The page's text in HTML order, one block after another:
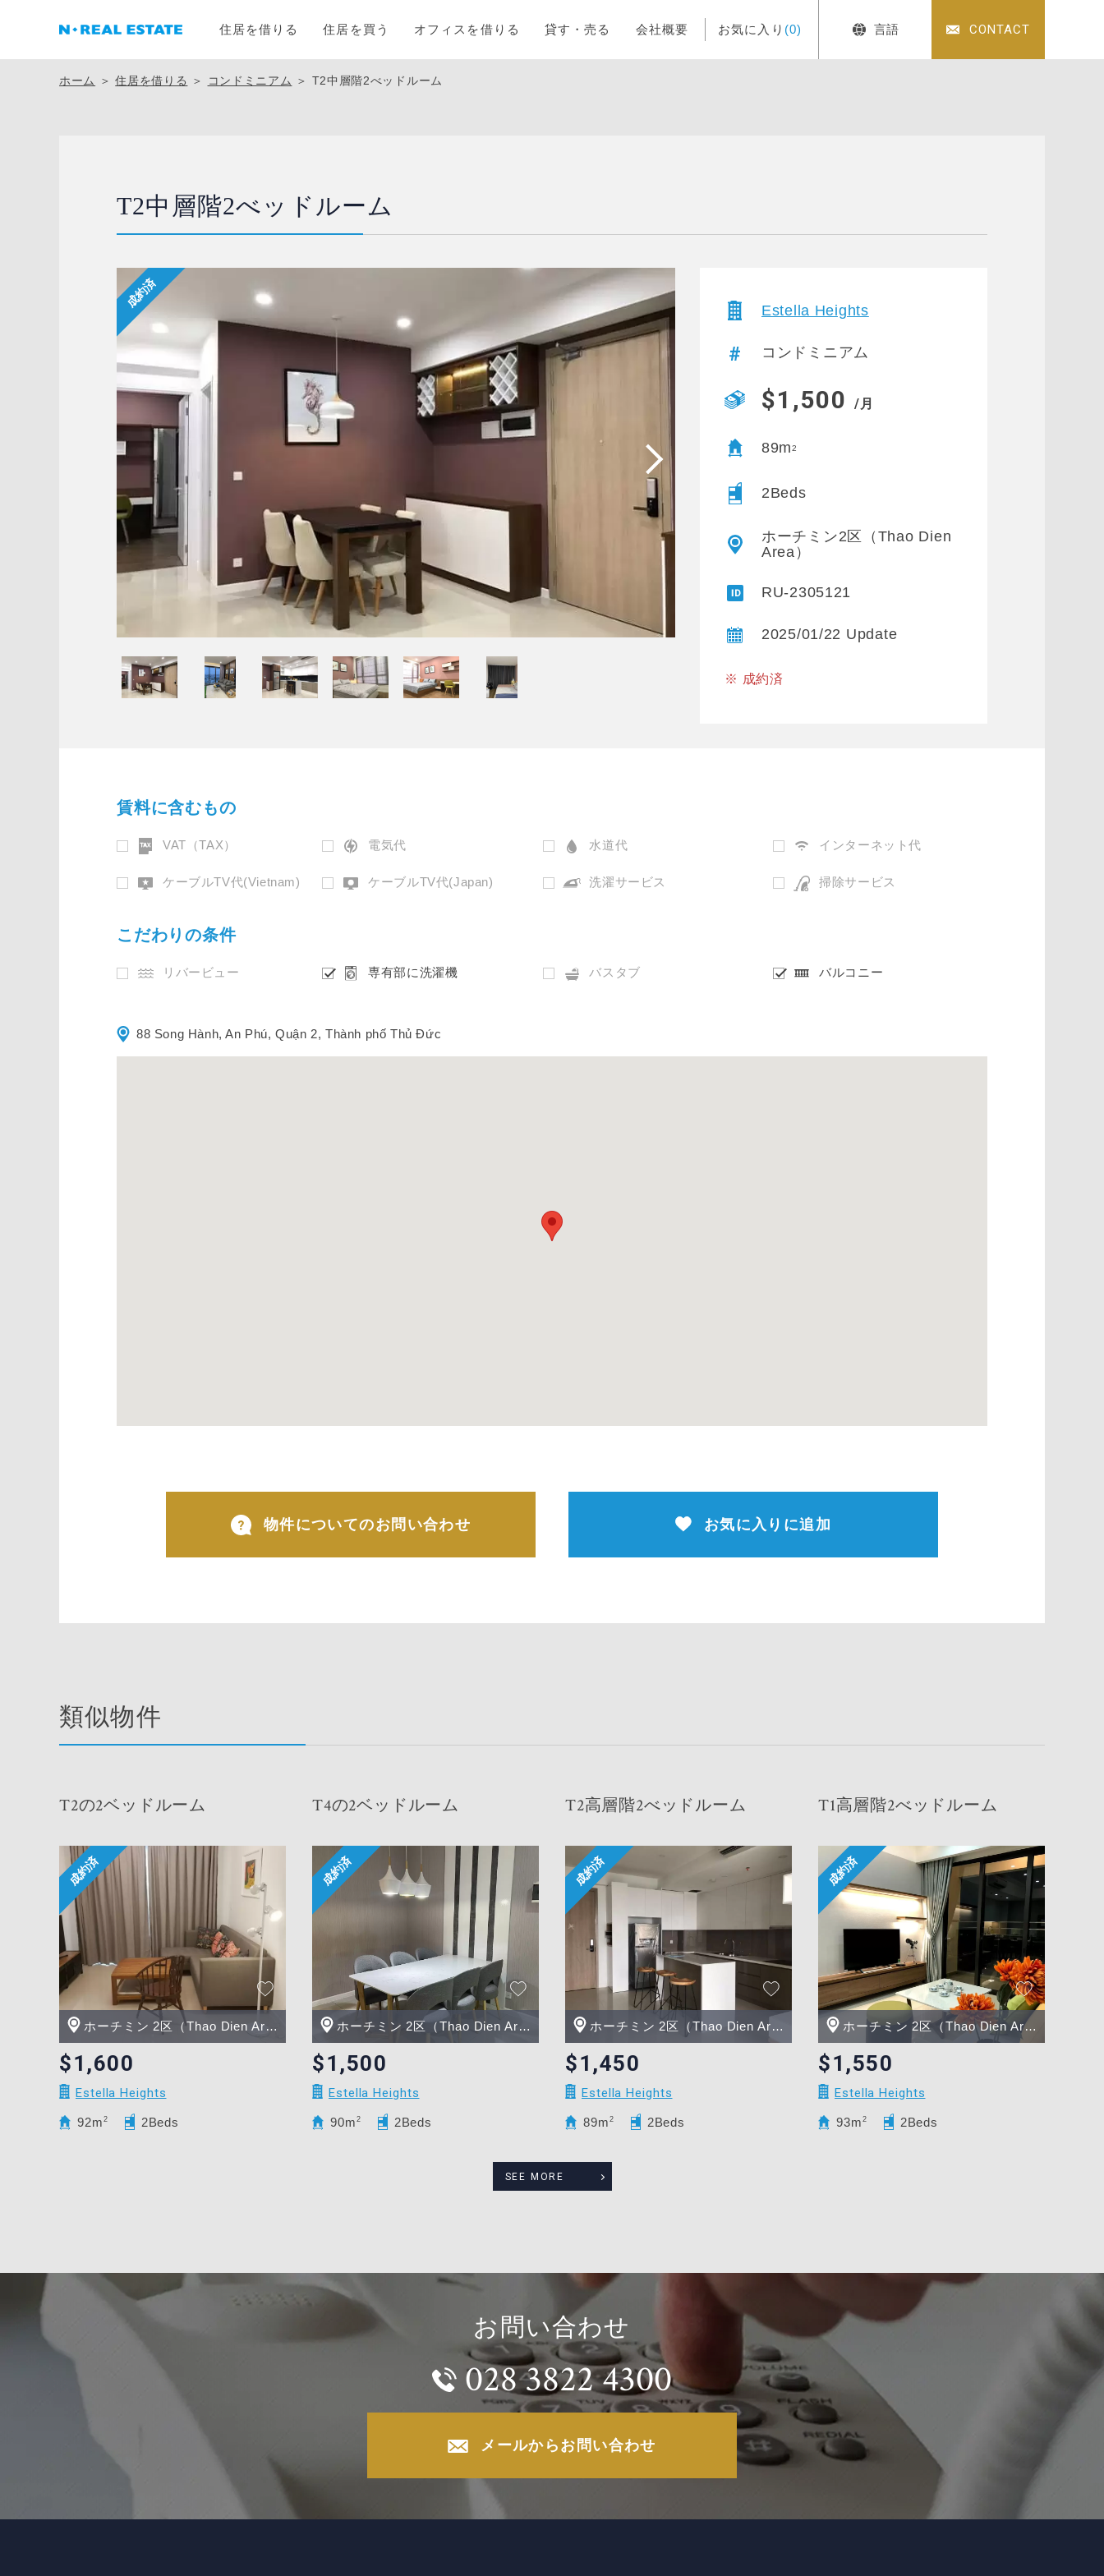
住居を借りる 住居を買う オフィスを借りる 貸す・売る 会社概要 お気に入り (0) 言語 CONTACT
ホーム ＞住居を借りる ＞ コンドミニアム ＞ T2中層階2べッドルーム
T2中層階2べッドルーム
Estella Heights
コンドミニアム
$1,500 /月
89m2
2Beds
ホーチミン2区（Thao Dien
Area）
RU-2305121
2025/01/22 Update
※ 成約済
賃料に含むもの
VAT（TAX） 電気代 水道代 インターネット代
ケーブルTV代(Vietnam) ケーブルTV代(Japan) 洗濯サービス 掃除サービス
こだわりの条件
リバービュー 専有部に洗濯機 バスタブ バルコニー
88 Song Hành, An Phú, Quận 2, Thành phố Thủ Đức
物件についてのお問い合わせ お気に入りに追加
類似物件
T2の2ベッドルーム
ホーチミン 2区（Thao Dien Area）
$1,600
Estella Heights
92m 2 2Beds
T4の2ベッドルーム
ホーチミン 2区（Thao Dien Area）
$1,500
Estella Heights
90m 2 2Beds
T2高層階2べッドルーム
ホーチミン 2区（Thao Dien Area）
$1,450
Estella Heights
89m 2 2Beds
T1高層階2べッドルーム
ホーチミン 2区（Thao Dien Area）
$1,550
Estella Heights
93m 2 2Beds
SEE MORE
お問い合わせ
028 3822 4300
メールからお問い合わせ